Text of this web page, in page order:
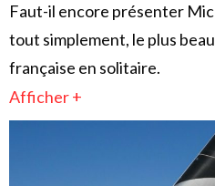
Faut-il encore présenter
tout simplement, le plus
française en solitaire.
Afficher +